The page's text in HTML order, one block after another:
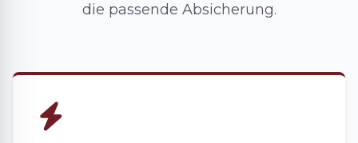
die passende Absicherung.